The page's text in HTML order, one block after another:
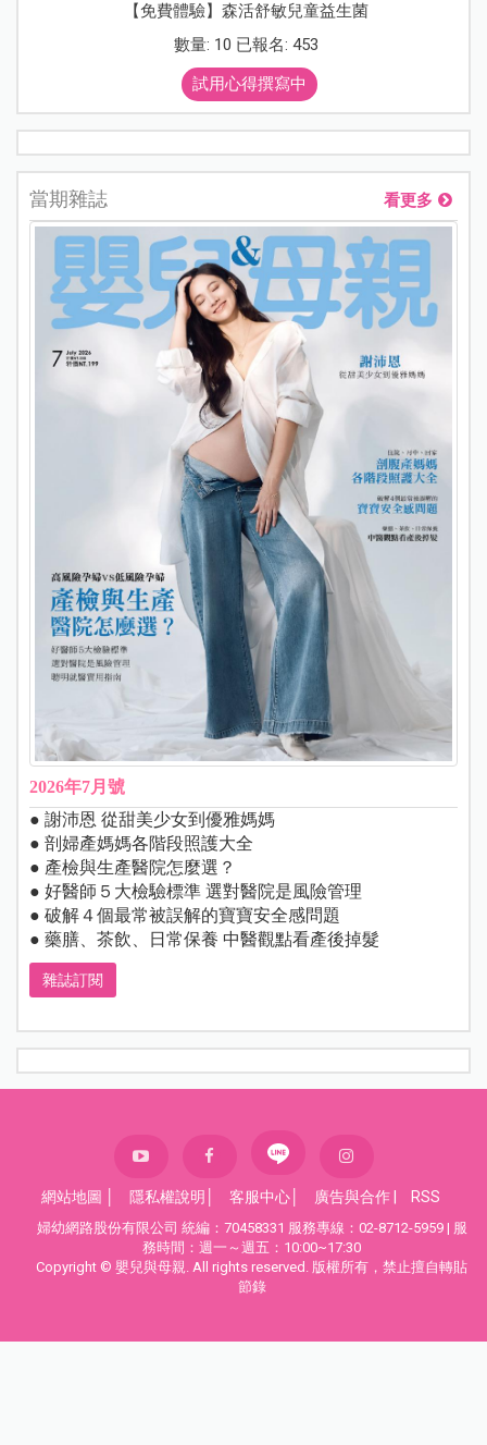
【免費體驗】森活舒敏兒童益生菌
數量: 10 已報名: 453
試用心得撰寫中
當期雜誌 看更多
2026年7月號
● 謝沛恩 從甜美少女到優雅媽媽
● 剖婦產媽媽各階段照護大全
● 產檢與生產醫院怎麼選？
● 好醫師５大檢驗標準 選對醫院是風險管理
● 破解４個最常被誤解的寶寶安全感問題
● 藥膳、茶飲、日常保養 中醫觀點看產後掉髮
雜誌訂閱
網站地圖 隱私權說明 客服中心 廣告與合作 RSS
婦幼網路股份有限公司 統編：70458331 服務專線：02-8712-5959 | 服
務時間：週一～週五：10:00~17:30
Copyright © 嬰兒與母親. All rights reserved. 版權所有，禁止擅自轉貼
節錄